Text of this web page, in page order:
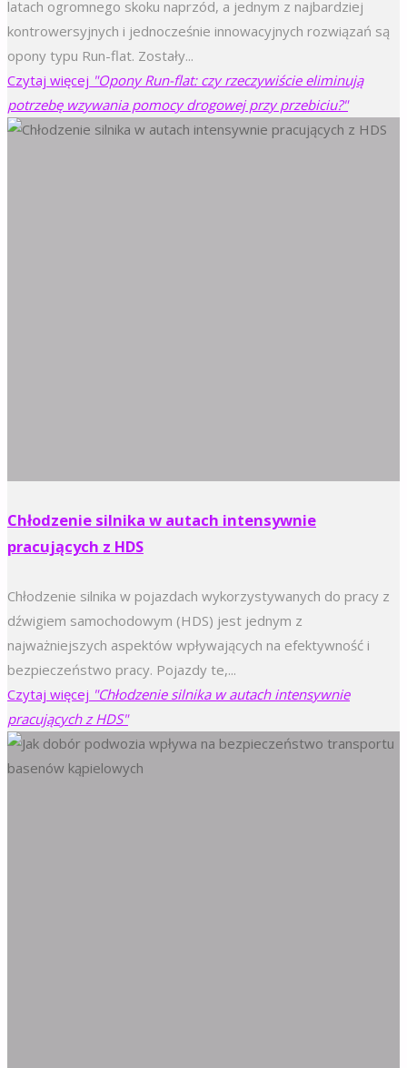
latach ogromnego skoku naprzód, a jednym z najbardziej
kontrowersyjnych i jednocześnie innowacyjnych rozwiązań są
opony typu Run-flat. Zostały...
Czytaj więcej "Opony Run-flat: czy rzeczywiście eliminują
potrzebę wzywania pomocy drogowej przy przebiciu?"
Chłodzenie silnika w autach intensywnie
pracujących z HDS
Chłodzenie silnika w pojazdach wykorzystywanych do pracy z
dźwigiem samochodowym (HDS) jest jednym z
najważniejszych aspektów wpływających na efektywność i
bezpieczeństwo pracy. Pojazdy te,...
Czytaj więcej "Chłodzenie silnika w autach intensywnie
pracujących z HDS"